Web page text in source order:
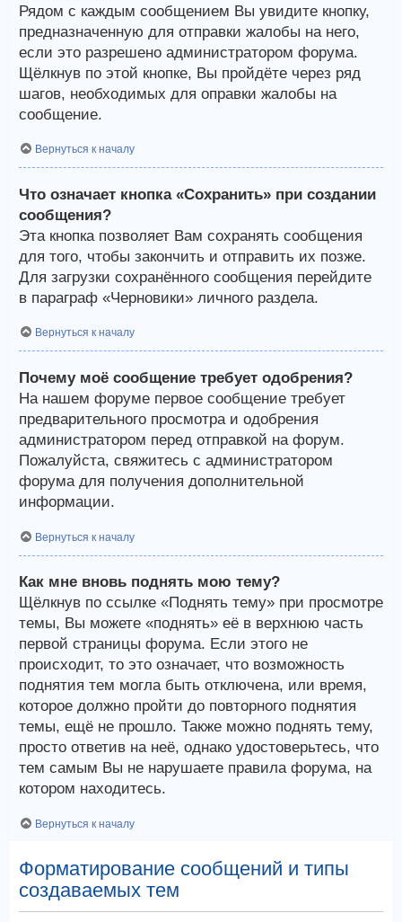
Рядом с каждым сообщением Вы увидите кнопку,
предназначенную для отправки жалобы на него,
если это разрешено администратором форума.
Щёлкнув по этой кнопке, Вы пройдёте через ряд
шагов, необходимых для оправки жалобы на
сообщение.
Вернуться к началу
Что означает кнопка «Сохранить» при создании
сообщения?
Эта кнопка позволяет Вам сохранять сообщения
для того, чтобы закончить и отправить их позже.
Для загрузки сохранённого сообщения перейдите
в параграф «Черновики» личного раздела.
Вернуться к началу
Почему моё сообщение требует одобрения?
На нашем форуме первое сообщение требует
предварительного просмотра и одобрения
администратором перед отправкой на форум.
Пожалуйста, свяжитесь с администратором
форума для получения дополнительной
информации.
Вернуться к началу
Как мне вновь поднять мою тему?
Щёлкнув по ссылке «Поднять тему» при просмотре
темы, Вы можете «поднять» её в верхнюю часть
первой страницы форума. Если этого не
происходит, то это означает, что возможность
поднятия тем могла быть отключена, или время,
которое должно пройти до повторного поднятия
темы, ещё не прошло. Также можно поднять тему,
просто ответив на неё, однако удостоверьтесь, что
тем самым Вы не нарушаете правила форума, на
котором находитесь.
Вернуться к началу
Форматирование сообщений и типы
создаваемых тем